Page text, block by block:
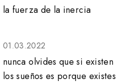
la fuerza de la inercia
01.03.2022
nunca olvides que si existen
los sueños es porque existes